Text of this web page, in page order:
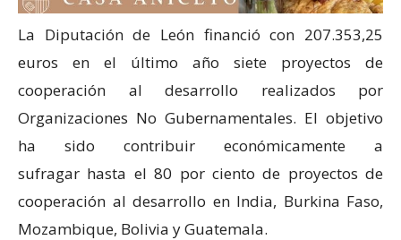
La Diputación de León financió con 207.353,25
euros en el último año siete proyectos de
cooperación al desarrollo realizados por
Organizaciones No Gubernamentales. El objetivo
ha sido contribuir económicamente a
sufragar hasta el 80 por ciento de proyectos de
cooperación al desarrollo en India, Burkina Faso,
Mozambique, Bolivia y Guatemala.